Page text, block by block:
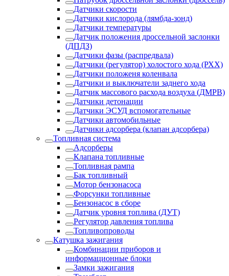
Датчики скорости
Датчики кислорода (лямбда-зонд)
Датчики температуры
Датчик положения дроссельной заслонки
(ДПДЗ)
Датчики фазы (распредвала)
Датчики (регулятор) холостого хода (РХХ)
Датчики положеня коленвала
Датчики и выключатели заднего хода
Датчик массового расхода воздуха (ДМРВ)
Датчики детонации
Датчики ЭСУД вспомогательные
Датчики автомобильные
Датчики адсорбера (клапан адсорбера)
Топливная система
Адсорберы
Клапана топливные
Топливная рампа
Бак топливный
Мотор бензонасоса
Форсунки топливные
Бензонасос в сборе
Датчик уровня топлива (ДУТ)
Регулятор давления топлива
Топливопроводы
Катушка зажигания
Комбинации приборов и
информационные блоки
Замки зажигания